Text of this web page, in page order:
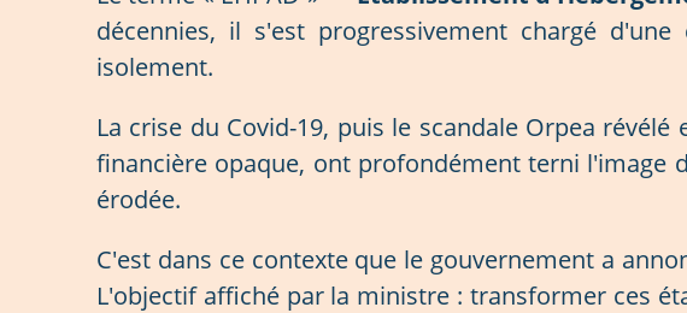
décennies, il s'est progressivement chargé
isolement.
La crise du Covid-19, puis le scandale Orpea
financière opaque, ont profondément terni l'image
érodée.
C'est dans ce contexte que le gouvernement a
L'objectif affiché par la ministre : transformer ces